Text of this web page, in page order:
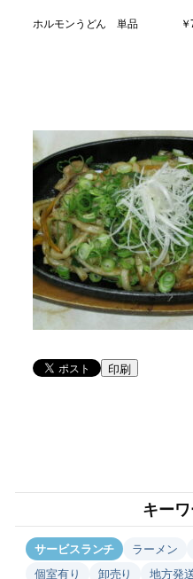
ホルモンうどん 単品 ￥
印刷
キー
サービスランチ ラーメン
個室有り
卸売り 地方発